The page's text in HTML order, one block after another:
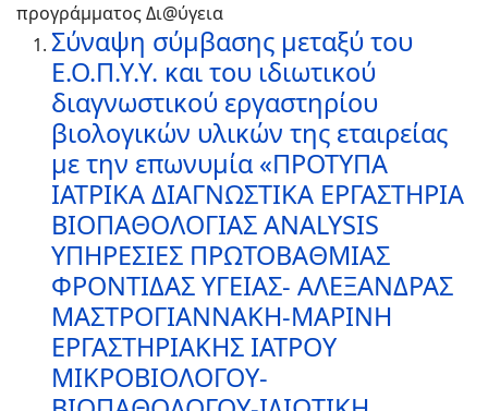
προγράμματος Δι@ύγεια
Σύναψη σύμβασης μεταξύ του
Ε.Ο.Π.Υ.Υ. και του ιδιωτικού
διαγνωστικού εργαστηρίου
βιολογικών υλικών της εταιρείας
με την επωνυμία «ΠΡΟΤΥΠΑ
ΙΑΤΡΙΚΑ ΔΙΑΓΝΩΣΤΙΚΑ ΕΡΓΑΣΤΗΡΙΑ
ΒΙΟΠΑΘΟΛΟΓΙΑΣ ANALYSIS
ΥΠΗΡΕΣΙΕΣ ΠΡΩΤΟΒΑΘΜΙΑΣ
ΦΡΟΝΤΙΔΑΣ ΥΓΕΙΑΣ- ΑΛΕΞΑΝΔΡΑΣ
ΜΑΣΤΡΟΓΙΑΝΝΑΚΗ-ΜΑΡΙΝΗ
ΕΡΓΑΣΤΗΡΙΑΚΗΣ ΙΑΤΡΟΥ
ΜΙΚΡΟΒΙΟΛΟΓΟΥ-